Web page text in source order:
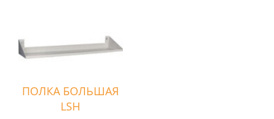
ПОЛКА БОЛЬШАЯ
LSH